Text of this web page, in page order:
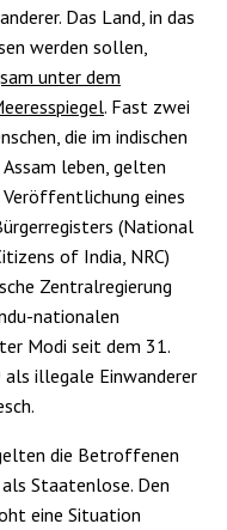
Funding
Projects
Das Land, in das
werden sollen,
unter dem
. Fast zwei
die im indischen
leben, gelten
eines
(National
of India, NRC)
Zentralregierung
nationalen
Modi seit dem 31.
illegale Einwanderer
die Betroffenen
Staatenlose. Den
eine Situation